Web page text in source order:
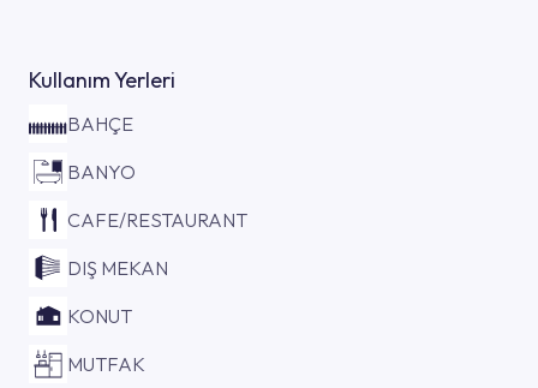
Kullanım Yerleri
BAHÇE
BANYO
CAFE/RESTAURANT
DIŞ MEKAN
KONUT
MUTFAK